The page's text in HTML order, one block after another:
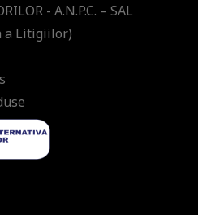
- A.N.P.C. – SAL
a Litigiilor)